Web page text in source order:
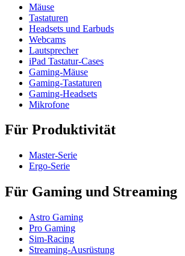
Mäuse
Tastaturen
Headsets und Earbuds
Webcams
Lautsprecher
iPad Tastatur-Cases
Gaming-Mäuse
Gaming-Tastaturen
Gaming-Headsets
Mikrofone
Für Produktivität
Master-Serie
Ergo-Serie
Für Gaming und Streaming
Astro Gaming
Pro Gaming
Sim-Racing
Streaming-Ausrüstung